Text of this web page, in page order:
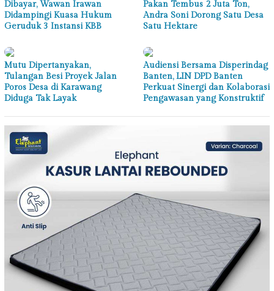
Dibayar, Wawan Irawan
Didampingi Kuasa Hukum
Geruduk 3 Instansi KBB
Pakan Tembus 2 Juta Ton,
Andra Soni Dorong Satu Desa
Satu Hektare
Mutu Dipertanyakan,
Tulangan Besi Proyek Jalan
Poros Desa di Karawang
Diduga Tak Layak
Audiensi Bersama Disperindag
Banten, LIN DPD Banten
Perkuat Sinergi dan Kolaborasi
Pengawasan yang Konstruktif